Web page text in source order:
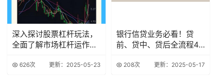
深入探讨股票杠杆玩法，
全面了解市场杠杆运作机
626次 更新：2025-05-23
银行信贷业务必看！贷
前、贷中、贷后全流程47
208次 更新：2025-05-17